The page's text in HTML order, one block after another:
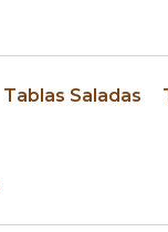
Tablas Saladas